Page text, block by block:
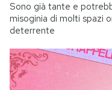
Sono già tante e
misoginia di molti spazi
deterrente